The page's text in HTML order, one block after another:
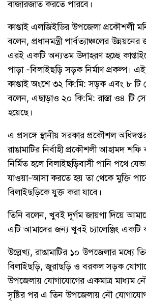
বাজারজাত করতে পারবে।
কাপ্তাই এলজিইডির উপজেলা প্রকৌশলী
বলেন, প্রধানমন্ত্রী পার্বত্যাঞ্চলের
এরই একটি অন্যতম উদাহরণ হচ্ছে
পাড়া -বিলাইছড়ি সড়ক নির্মাণ প্রকল্প।
কাপ্তাই অংশে ৩২ কি:মি: সড়ক এবং ৮ টি
বলেন, এছাড়াও ২০ কি:মি: রাস্তা ও৪ টি
হয়েছে।
এ প্রসঙ্গে স্থানীয় সরকার প্রকৌশল
রাঙামাটির নির্বাহী প্রকৌশলী আহামদ
নির্মিত হলে বিলাইছড়িবাসী পানি পথে
যাওয়া-আসা করতে হয় তা থেকে মুক্তি
বিলাইছড়িকে যুক্ত করা যাবে।
তিনি বলেন, খুবই দূর্গম জায়গা দিয়ে
এটি আমাদের জন্য খুবই চ্যালেঞ্জিং একটি
উল্লেখ্য, রাঙামাটির ১০ উপজেলার মধ্যে
বিলাইছড়ি, জুরাছড়ি ও বরকল সড়ক
উপজেলায় যোগাযোগের একমাত্র মাধ্যম নৌ
সৃষ্টির পর এ তিন উপজেলায় নৌ